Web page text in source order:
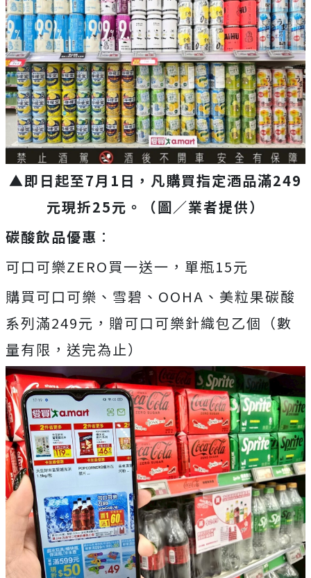
▲即日起至7月1日，凡購買指定酒品滿249
元現折25元。（圖／業者提供）
碳酸飲品優惠 ：
可口可樂ZERO買一送一，單瓶15元
購買可口可樂、雪碧、OOHA、美粒果碳酸
系列滿249元，贈可口可樂針織包乙個（數
量有限，送完為止）